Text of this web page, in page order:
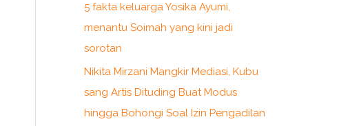
5 fakta keluarga Yosika Ayumi,
menantu Soimah yang kini jadi
sorotan
Nikita Mirzani Mangkir Mediasi, Kubu
sang Artis Dituding Buat Modus
hingga Bohongi Soal Izin Pengadilan